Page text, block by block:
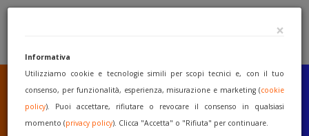
SEI UN COSTRUTTORE
O UN RIVENDITORE?
PUBBLICA GRATUITAMENTE
I TUOI MACCHINARI
INIZIA A VENDERE
×
Informativa
Utilizziamo cookie e tecnologie simili per scopi tecnici e, con il tuo
consenso, per funzionalità, esperienza, misurazione e marketing (cookie
policy). Puoi accettare, rifiutare o revocare il consenso in qualsiasi
momento (privacy policy). Clicca "Accetta" o "Rifiuta" per continuare.